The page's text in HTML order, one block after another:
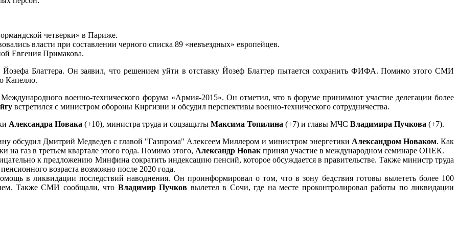
четверки» в Париже.
власти при составлении черного списка 89 «невъездных» европейцев.
Евгения Примакова.
Йозефа Блаттера. Он заявил, что решением уйти в отставку Йозеф Блаттер пытается сохранить ФИФА. Помимо этого СМИ
Капелло.
военно-технического форума «Армия-2015». Он отметил, что в форуме принимают участие делегации более
встретился с министром обороны Киргизии и обсудил перспективы военно-технического сотрудничества.
Александра Новака (+10), министра труда и соцзащиты Максима Топилина (+7) и главы МЧС Владимира Пучкова (+7).
обсудил Дмитрий Медведев с главой "Газпрома" Алексеем Миллером и министром энергетики Александром Новаком. Как
на газ в третьем квартале этого года. Помимо этого, Александр Новак принял участие в международном семинаре ОПЕК.
к предложению Минфина сократить индексацию пенсий, которое обсуждается в правительстве. Также министр труда
возраста возможно после 2020 года.
в ликвидации последствий наводнения. Он проинформировал о том, что в зону бедствия готовы вылететь более 100
Также СМИ сообщали, что Владимир Пучков вылетел в Сочи, где на месте проконтролировал работы по ликвидации